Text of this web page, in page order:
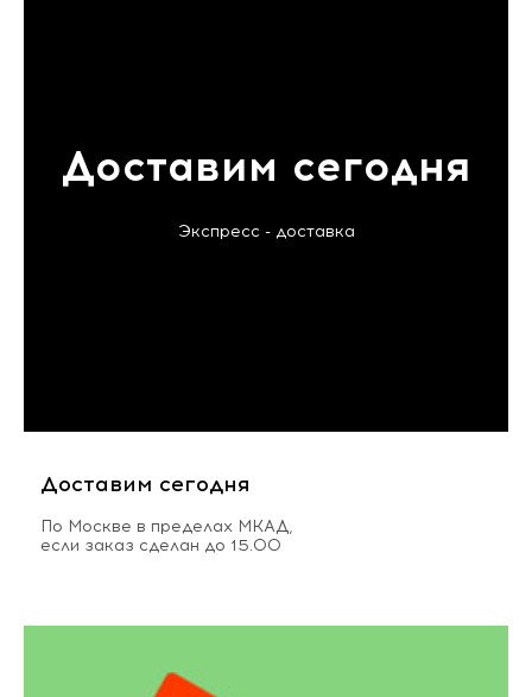
Доставим сегодня
Экспресс - доставка
Доставим сегодня
По Москве в пределах МКАД,
если заказ сделан до 15.00